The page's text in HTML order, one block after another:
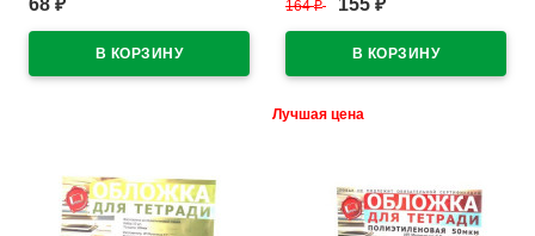
(Ст.50/1200)
68 ₽ 164₽ 155 ₽
Лучшая цена